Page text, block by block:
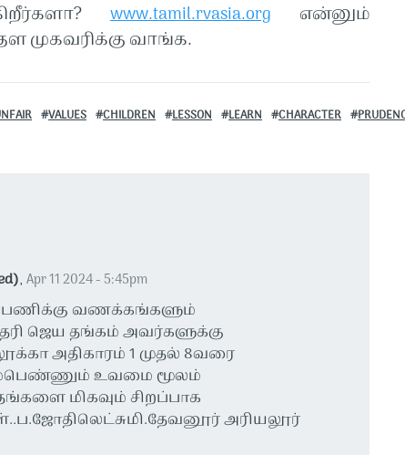
www.tamil.rvasia.org என்னும்
முகவரிக்கு வாங்க.
VALUES CHILDREN LESSON LEARN CHARACTER
, Apr 11 2024 - 5:45pm
வணக்கங்களும்
ஜெய தங்கம் அவர்களுக்கு
அதிகாரம் 1 முதல் 8வரை
உவமை மூலம்
மிகவும் சிறப்பாக
அரியலூர்